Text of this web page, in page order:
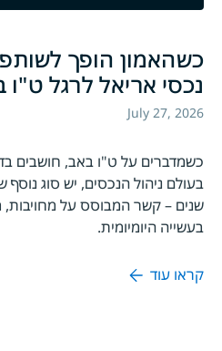
כשהאמון הופך
נכסי אריאל לרגל ט"ו
July 27, 2026
כשמדברים על ט"ו באב, חושבים
בעולם ניהול הנכסים, יש סוג
שנים – קשר המבוסס על מחויבות,
בעשייה היומיומית.
קראו עוד